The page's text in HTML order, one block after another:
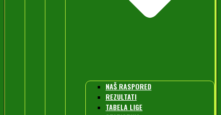
NAŠ RASPORED
REZULTATI
TABELA LIGE